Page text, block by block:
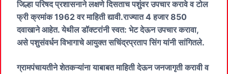
जिल्हा परिषद प्रशासनाने लक्षणे दिसताच पशुंवर उपचार करावे व टोल
फ्री क्रमांक 1962 वर माहिती द्यावी.राज्यात 4 हजार 850
दवाखाने आहेत. येथील डॉक्टरांनी स्वत: भेट देऊन उपचार करावा,
असे पशुसंवर्धन विभागाचे आयुक्त सचिंद्रप्रताप सिंग यांनी सांगितले.
ग्रामपंचायतीने शेतकऱ्यांना याबाबत माहिती देऊन जनजागृती करावी व